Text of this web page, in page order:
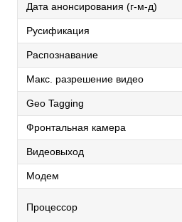
Дата анонсирования (г-м-д)
Русификация
Распознавание
Макс. разрешение видео
Geo Tagging
Фронтальная камера
Видеовыход
Модем
Процессор